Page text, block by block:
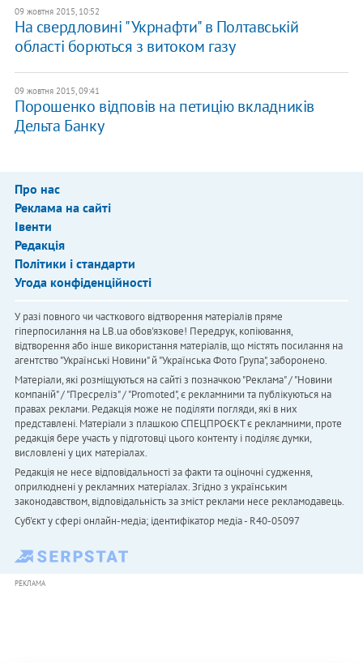
09 жовтня 2015, 10:52
На свердловині "Укрнафти" в Полтавській
області борються з витоком газу
09 жовтня 2015, 09:41
Порошенко відповів на петицію вкладників
Дельта Банку
Про нас
Реклама на сайті
Івенти
Редакція
Політики і стандарти
Угода конфіденційності
У разі повного чи часткового відтворення матеріалів пряме
гіперпосилання на LB.ua обов'язкове! Передрук, копіювання,
відтворення або інше використання матеріалів, що містять посилання на
агентство "Українськi Новини" й "Українська Фото Група", заборонено.
Матеріали, які розміщуються на сайті з позначкою "Реклама" / "Новини
компаній" / "Пресреліз" / "Promoted", є рекламними та публікуються на
правах реклами. Редакція може не поділяти погляди, які в них
представлені. Матеріали з плашкою СПЕЦПРОЄКТ є рекламними, проте
редакція бере участь у підготовці цього контенту і поділяє думки,
висловлені у цих матеріалах.
Редакція не несе відповідальності за факти та оціночні судження,
оприлюднені у рекламних матеріалах. Згідно з українським
законодавством, відповідальність за зміст реклами несе рекламодавець.
Cуб'єкт у сфері онлайн-медіа; ідентифікатор медіа - R40-05097
РЕКЛАМА